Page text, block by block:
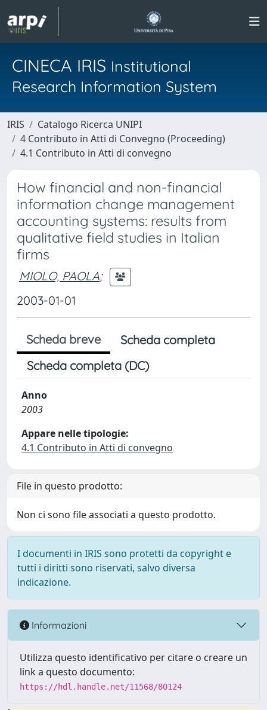
CINECA IRIS Institutional
Research Information System
IRIS
Catalogo Ricerca UNIPI
4 Contributo in Atti di Convegno (Proceeding)
4.1 Contributo in Atti di convegno
How financial and non-financial
information change management
accounting systems: results from
qualitative field studies in Italian
firms
MIOLO, PAOLA;
2003-01-01
Scheda breve
Scheda completa
Scheda completa (DC)
Anno
2003
Appare nelle tipologie:
4.1 Contributo in Atti di convegno
File in questo prodotto:
Non ci sono file associati a questo prodotto.
I documenti in IRIS sono protetti da copyright e
tutti i diritti sono riservati, salvo diversa
indicazione.
Informazioni
Utilizza questo identificativo per citare o creare un
link a questo documento:
https://hdl.handle.net/11568/80124